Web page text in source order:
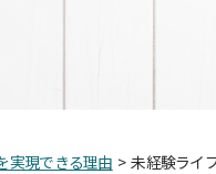
実現できる理由 >未経験ライ